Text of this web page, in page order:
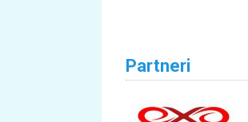
Partneri